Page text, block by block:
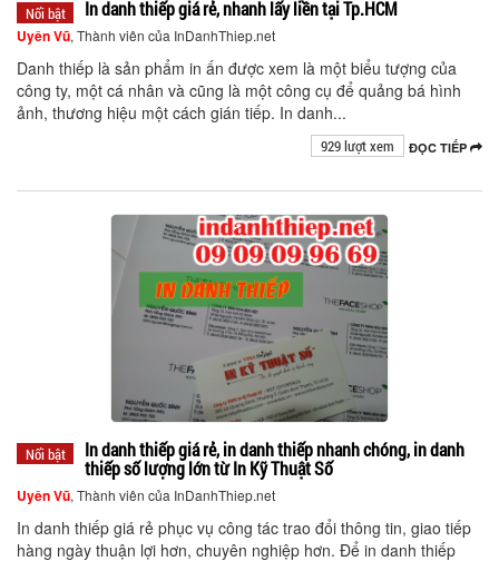
Nổi bật In danh thiếp giá rẻ, nhanh lấy liền tại Tp.HCM
Uyên Vũ, Thành viên của InDanhThiep.net
Danh thiếp là sản phẩm in ấn được xem là một biểu tượng của
công ty, một cá nhân và cũng là một công cụ để quảng bá hình
ảnh, thương hiệu một cách gián tiếp. In danh...
ĐỌC TIẾP
929 lượt xem
Nổi bật
In danh thiếp giá rẻ, in danh thiếp nhanh chóng, in danh
thiếp số lượng lớn từ In Kỹ Thuật Số
Uyên Vũ, Thành viên của InDanhThiep.net
In danh thiếp giá rẻ phục vụ công tác trao đổi thông tin, giao tiếp
hàng ngày thuận lợi hơn, chuyên nghiệp hơn. Để in danh thiếp